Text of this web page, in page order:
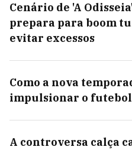
Cenário de 'A
prepara para boom
evitar excessos
Como a nova
impulsionar o
A controversa calça